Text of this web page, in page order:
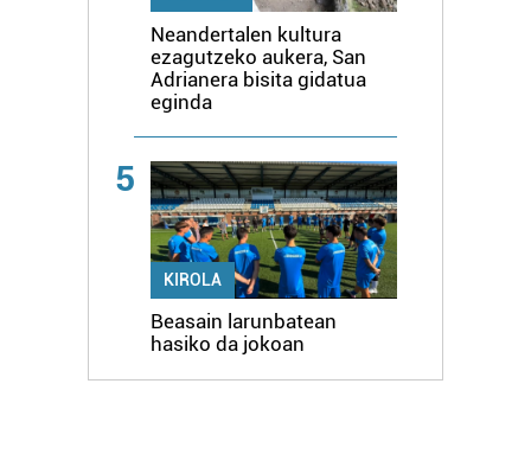
Neandertalen kultura
ezagutzeko aukera, San
Adrianera bisita gidatua
eginda
5
KIROLA
Beasain larunbatean
hasiko da jokoan